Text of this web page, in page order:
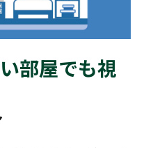
部屋でも視